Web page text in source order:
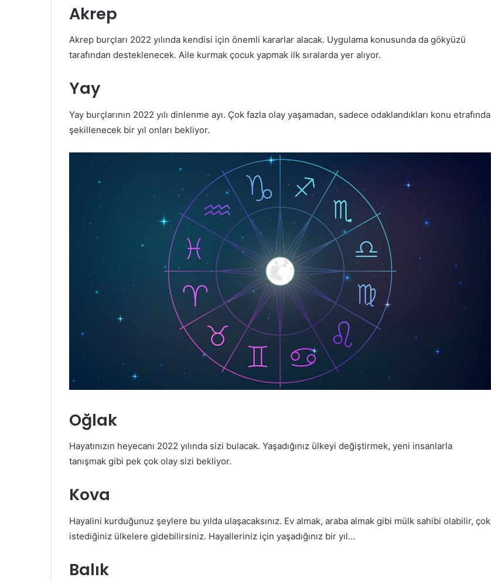
Akrep
Akrep burçları 2022 yılında kendisi için önemli kararlar alacak. Uygulama konusunda da gökyüzü
tarafından desteklenecek. Aile kurmak çocuk yapmak ilk sıralarda yer alıyor.
Yay
Yay burçlarının 2022 yılı dinlenme ayı. Çok fazla olay yaşamadan, sadece odaklandıkları konu etrafında
şekillenecek bir yıl onları bekliyor.
Oğlak
Hayatınızın heyecanı 2022 yılında sizi bulacak. Yaşadığınız ülkeyi değiştirmek, yeni insanlarla
tanışmak gibi pek çok olay sizi bekliyor.
Kova
Hayalini kurduğunuz şeylere bu yılda ulaşacaksınız. Ev almak, araba almak gibi mülk sahibi olabilir, çok
istediğiniz ülkelere gidebilirsiniz. Hayalleriniz için yaşadığınız bir yıl…
Balık